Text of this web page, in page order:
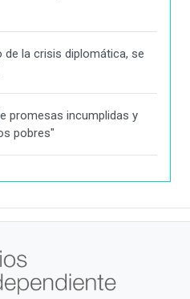
de la crisis diplomática, se
promesas incumplidas y
pobres"